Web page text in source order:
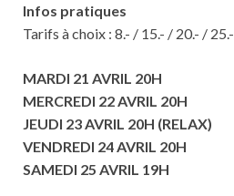
Infos pratiques
Tarifs à choix : 8.- / 15.- / 20.- / 25.-
MARDI 21 AVRIL 20H
MERCREDI 22 AVRIL 20H
JEUDI 23 AVRIL 20H (RELAX)
VENDREDI 24 AVRIL 20H
SAMEDI 25 AVRIL 19H